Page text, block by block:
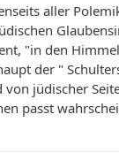
aller
"in den
der "
jüdischer
passt